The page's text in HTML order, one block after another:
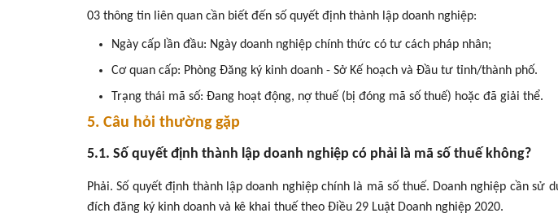
03 thông tin liên quan cần biết đến số quyết định thành lập doanh nghiệp:
Ngày cấp lần đầu: Ngày doanh nghiệp chính thức có tư cách pháp nhân;
Cơ quan cấp: Phòng Đăng ký kinh doanh - Sở Kế hoạch và Đầu tư tỉnh/thành phố.
Trạng thái mã số: Đang hoạt động, nợ thuế (bị đóng mã số thuế) hoặc đã giải thể.
5. Câu hỏi thường gặp
5.1. Số quyết định thành lập doanh nghiệp có phải là mã số thuế không?
Phải. Số quyết định thành lập doanh nghiệp chính là mã số thuế. Doanh nghiệp cần sử
đích đăng ký kinh doanh và kê khai thuế theo Điều 29 Luật Doanh nghiệp 2020.